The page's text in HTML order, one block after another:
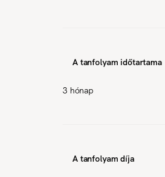
A tanfolyam időtartama
3 hónap
A tanfolyam díja